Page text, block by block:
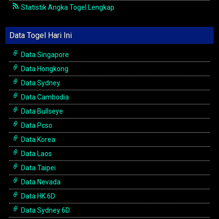
Statistik Angka Togel Lengkap
Data Togel Hari Ini
Data Singapore
Data Hongkong
Data Sydney
Data Cambodia
Data Bullseye
Data Pcso
Data Korea
Data Laos
Data Taipei
Data Nevada
Data HK 6D
Data Sydney 6D